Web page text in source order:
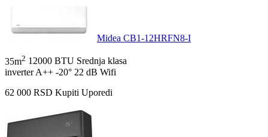
Midea CB1-12HRFN8-I
35m2 12000 BTU Srednja klasa
inverter A++ -20° 22 dB Wifi
62 000 RSD Kupiti Uporedi